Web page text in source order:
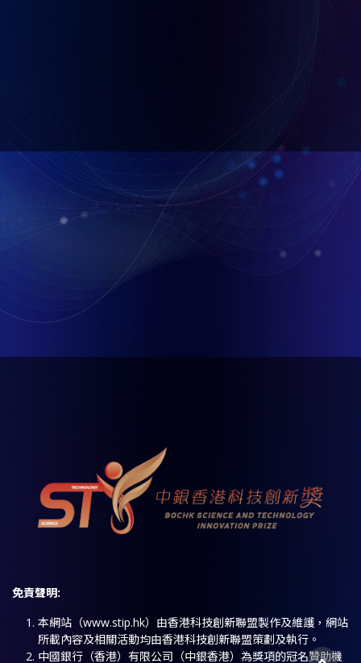
免責聲明:
本網站（www.stip.hk）由香港科技創新聯盟製作及維護，網站
所載內容及相關活動均由香港科技創新聯盟策劃及執行。
中國銀行（香港）有限公司（中銀香港）為獎項的冠名贊助機